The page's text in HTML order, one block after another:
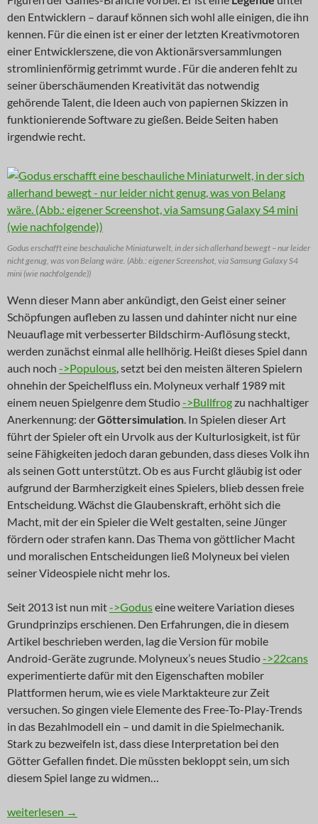
den Entwicklern – darauf können sich wohl alle einigen, die ihn
kennen. Für die einen ist er einer der letzten Kreativmotoren
einer Entwicklerszene, die von Aktionärsversammlungen
stromlinienförmig getrimmt wurde . Für die anderen fehlt zu
seiner überschäumenden Kreativität das notwendig
gehörende Talent, die Ideen auch von papiernen Skizzen in
funktionierende Software zu gießen. Beide Seiten haben
irgendwie recht.
Godus erschafft eine beschauliche Miniaturwelt, in der sich allerhand bewegt – nur leider
nicht genug, was von Belang wäre. (Abb.: eigener Screenshot, via Samsung Galaxy S4
mini (wie nachfolgende))
Wenn dieser Mann aber ankündigt, den Geist einer seiner
Schöpfungen aufleben zu lassen und dahinter nicht nur eine
Neuauflage mit verbesserter Bildschirm-Auflösung steckt,
werden zunächst einmal alle hellhörig. Heißt dieses Spiel dann
auch noch ->Populous, setzt bei den meisten älteren Spielern
ohnehin der Speichelfluss ein. Molyneux verhalf 1989 mit
einem neuen Spielgenre dem Studio->Bullfrogzu nachhaltiger
Anerkennung: derGöttersimulation. In Spielen dieser Art
führt der Spieler oft ein Urvolk aus der Kulturlosigkeit, ist für
seine Fähigkeiten jedoch daran gebunden, dass dieses Volk ihn
als seinen Gott unterstützt. Ob es aus Furcht gläubig ist oder
aufgrund der Barmherzigkeit eines Spielers, blieb dessen freie
Entscheidung. Wächst die Glaubenskraft, erhöht sich die
Macht, mit der ein Spieler die Welt gestalten, seine Jünger
fördern oder strafen kann. Das Thema von göttlicher Macht
und moralischen Entscheidungen ließ Molyneux bei vielen
seiner Videospiele nicht mehr los.
Seit 2013 ist nun mit->Goduseine weitere Variation dieses
Grundprinzips erschienen. Den Erfahrungen, die in diesem
Artikel beschrieben werden, lag die Version für mobile
Android-Geräte zugrunde. Molyneux’s neues Studio->22cans
experimentierte dafür mit den Eigenschaften mobiler
Plattformen herum, wie es viele Marktakteure zur Zeit
versuchen. So gingen viele Elemente des Free-To-Play-Trends
in das Bezahlmodell ein – und damit in die Spielmechanik.
Stark zu bezweifeln ist, dass diese Interpretation bei den
Götter Gefallen findet. Die müssten bekloppt sein, um sich
diesem Spiel lange zu widmen…
INNOVATION: Die Götter müssen bekloppt sein
weiterlesen →